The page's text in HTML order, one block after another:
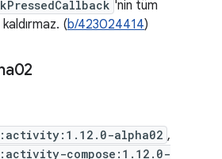
'nin tüm
(b/423024414)
alpha02 ,
compose:1.12.0-